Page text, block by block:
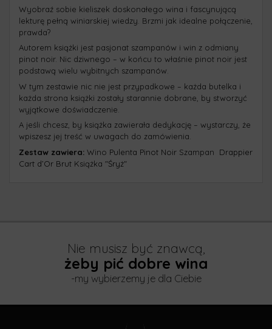
Wyobraź sobie kieliszek doskonałego wina i fascynującą
lekturę pełną winiarskiej wiedzy. Brzmi jak idealne połączenie,
prawda?
Autorem książki jest pasjonat szampanów i win z odmiany
pinot noir. Nic dziwnego – w końcu to właśnie pinot noir jest
podstawą wielu wybitnych szampanów.
W tym zestawie nic nie jest przypadkowe – każda butelka i
każda strona książki zostały starannie dobrane, by stworzyć
wyjątkowe doświadczenie.
A jeśli chcesz, by książka zawierała dedykację – wystarczy, że
wpiszesz jej treść w uwagach do zamówienia.
Zestaw zawiera: Wino Pulenta Pinot Noir Szampan Drappier
Cart d’Or Brut Książka "Śryż"
Nie musisz być znawcą,
żeby pić dobre wina
-my wybierzemy je dla Ciebie